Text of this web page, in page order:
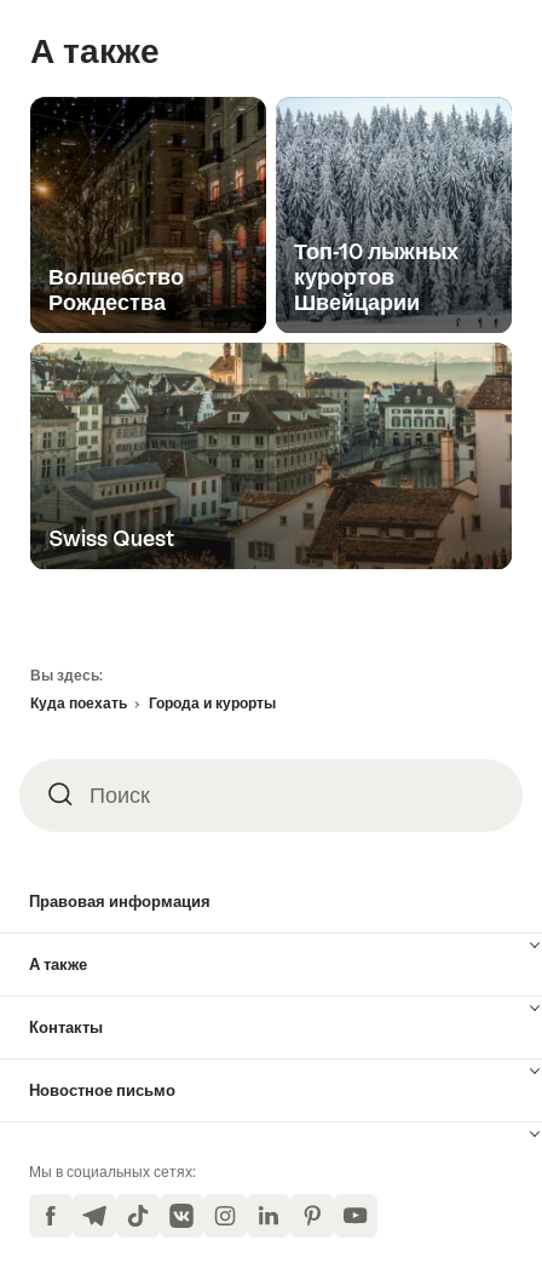
А также
Волшебство
Рождества
Топ-10 лыжных
курортов
Швейцарии
Swiss Quest
Вы здесь:
Куда поехать
Города и курорты
ПоискПоиск
Правовая информация
А также
Контакты
Новостное письмо
Мы в социальных сетях:
FacebookTelegramTikTokVKontakteInstagramLinkedInPinterestYouTube